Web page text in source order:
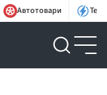
Автотовари